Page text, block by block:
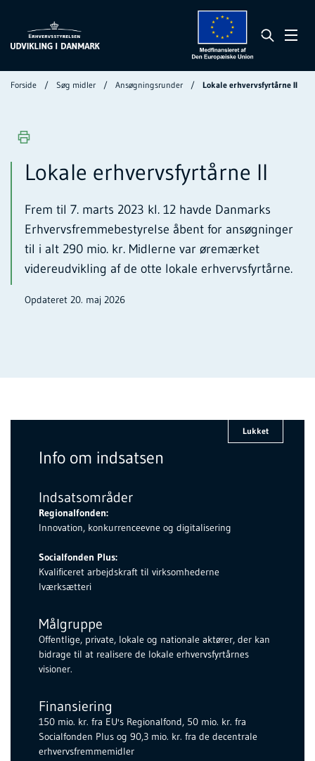
Forside Søg midler Ansøgningsrunder Lokale erhvervsfyrtårne II
Lokale erhvervsfyrtårne II
Frem til 7. marts 2023 kl. 12 havde Danmarks
Erhvervsfremmebestyrelse åbent for ansøgninger
til i alt 290 mio. kr. Midlerne var øremærket
videreudvikling af de otte lokale erhvervsfyrtårne.
Opdateret 20. maj 2026
Lukket
Info om indsatsen
Indsatsområder
Regionalfonden:
Innovation, konkurrenceevne og digitalisering
Socialfonden Plus:
Kvalificeret arbejdskraft til virksomhederne
Iværksætteri
Målgruppe
Offentlige, private, lokale og nationale aktører, der kan
bidrage til at realisere de lokale erhvervsfyrtårnes
visioner.
Finansiering
150 mio. kr. fra EU's Regionalfond, 50 mio. kr. fra
Socialfonden Plus og 90,3 mio. kr. fra de decentrale
erhvervsfremmemidler